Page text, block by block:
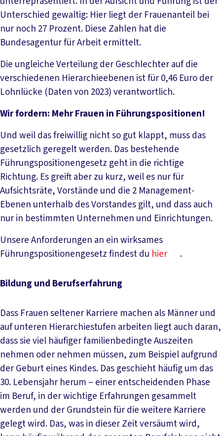
Unterschied gewaltig: Hier liegt der Frauenanteil bei
nur noch 27 Prozent. Diese Zahlen hat die
Bundesagentur für Arbeit ermittelt.
Die ungleiche Verteilung der Geschlechter auf die
verschiedenen Hierarchieebenen ist für 0,46 Euro der
Lohnlücke (Daten von 2023) verantwortlich.
Wir fordern: Mehr Frauen in Führungspositionen!
Und weil das freiwillig nicht so gut klappt, muss das
gesetzlich geregelt werden. Das bestehende
Führungspositionengesetz geht in die richtige
Richtung. Es greift aber zu kurz, weil es nur für
Aufsichtsräte, Vorstände und die 2 Management-
Ebenen unterhalb des Vorstandes gilt, und dass auch
nur in bestimmten Unternehmen und Einrichtungen.
Unsere Anforderungen an ein wirksames
Führungspositionengesetz findest du hier .
Bildung und Berufserfahrung
Dass Frauen seltener Karriere machen als Männer und
auf unteren Hierarchiestufen arbeiten liegt auch daran,
dass sie viel häufiger familienbedingte Auszeiten
nehmen oder nehmen müssen, zum Beispiel aufgrund
der Geburt eines Kindes. Das geschieht häufig um das
30. Lebensjahr herum – einer entscheidenden Phase
im Beruf, in der wichtige Erfahrungen gesammelt
werden und der Grundstein für die weitere Karriere
gelegt wird. Das, was in dieser Zeit versäumt wird,